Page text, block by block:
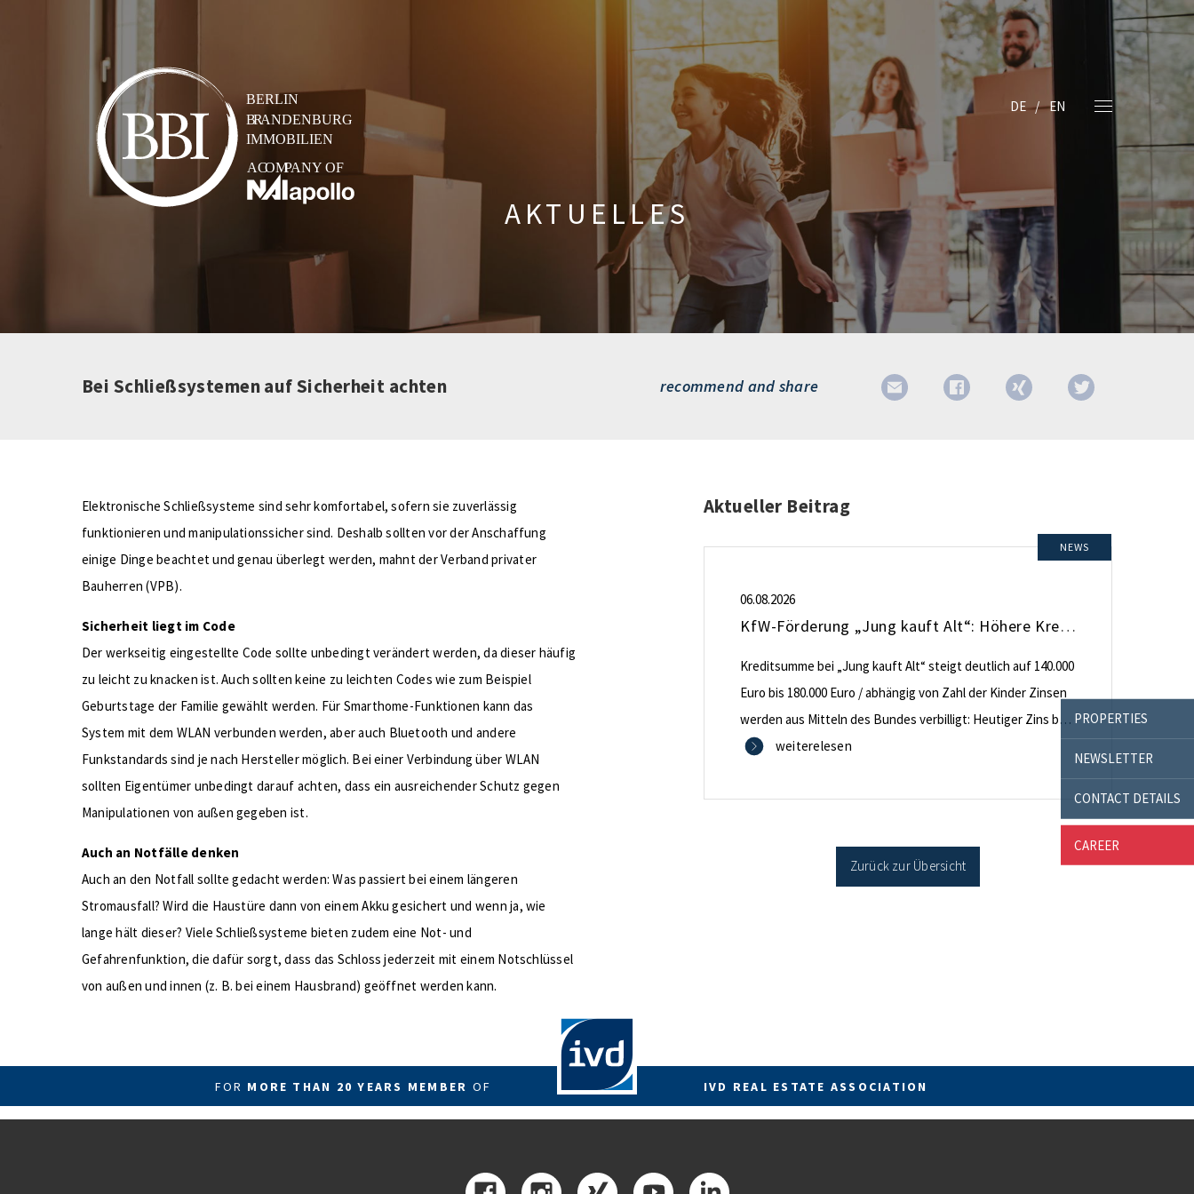
PROPERTIES
NEWSLETTER
CONTACT DETAILS
CAREER
DE EN
AKTUELLES
Bei Schließsystemen auf Sicherheit achten recommend and share
Elektronische Schließsysteme sind sehr komfortabel, sofern sie zuverlässig
funktionieren und manipulationssicher sind. Deshalb sollten vor der Anschaffung
einige Dinge beachtet und genau überlegt werden, mahnt der Verband privater
Bauherren (VPB).
Sicherheit liegt im Code
Der werkseitig eingestellte Code sollte unbedingt verändert werden, da dieser häufig
zu leicht zu knacken ist. Auch sollten keine zu leichten Codes wie zum Beispiel
Geburtstage der Familie gewählt werden. Für Smarthome-Funktionen kann das
System mit dem WLAN verbunden werden, aber auch Bluetooth und andere
Funkstandards sind je nach Hersteller möglich. Bei einer Verbindung über WLAN
sollten Eigentümer unbedingt darauf achten, dass ein ausreichender Schutz gegen
Manipulationen von außen gegeben ist.
Auch an Notfälle denken
Auch an den Notfall sollte gedacht werden: Was passiert bei einem längeren
Stromausfall? Wird die Haustüre dann von einem Akku gesichert und wenn ja, wie
lange hält dieser? Viele Schließsysteme bieten zudem eine Not- und
Gefahrenfunktion, die dafür sorgt, dass das Schloss jederzeit mit einem Notschlüssel
von außen und innen (z. B. bei einem Hausbrand) geöffnet werden kann.
Aktueller Beitrag
NEWS
06.08.2026
KfW-Förderung „Jung kauft Alt“: Höhere Kredite ab August 2026
Kreditsumme bei „Jung kauft Alt“ steigt deutlich auf 140.000
Euro bis 180.000 Euro / abhängig von Zahl der Kinder Zinsen
werden aus Mitteln des Bundes verbilligt: Heutiger Zins bei
0,53 Prozent effektiv bei 35 Jahren Laufzeit und 10 Jahren
energetischer Sanierung binnen 54 Monaten nach
weiterelesen
Zurück zur Übersicht
FOR MORE THAN 20 YEARS MEMBER OF IVD REAL ESTATE ASSOCIATION